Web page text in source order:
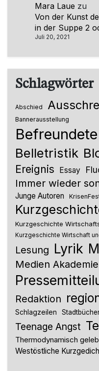
Mara Laue zu
Von der Kunst
in der Suppe 2
Juli 20, 2021
Schlagwörter
Abschied
Bannerausstellung
Belletristik
Ereignis Essay
Immer wieder
Junge Autoren
Kurzgeschichte
Kurzgeschichte Wirtschaft
Lesung Lyrik
Medien
Redaktion
Schlagzeilen
Teenage Angst
Thermodynamisch
Westöstliche